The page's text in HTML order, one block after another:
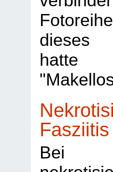
dieses
hatte
Fasziitis